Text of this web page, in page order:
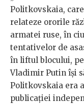
Politkovskaia,
relateze ororile
armatei ruse, în
tentativelor de
în liftul blocului,
Vladimir Putin își
Politkovskaia era
publicației